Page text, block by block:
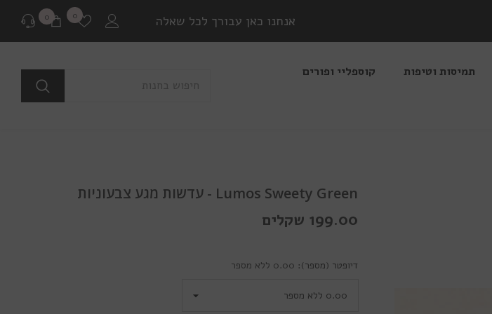
אנחנו כאן עבורך לכל שאלה 0 רשימת
משאלות
0
0
פריטים
בכל שאלה או התלבטות ניתן ליצור איתנו קשר במגוון
או לבקר בדף שאלות ותשובות שלנו
משלוח שמתעכב, ניתן ליצור איתנו קשר ישיר באמצעות
תמיסות וטיפות
קוספליי ופורים
Lumos Sweety Green - עדשות מגע צבעוניות
199.00 שקלים
דיופטר (מספר): 0.00 ללא מספר